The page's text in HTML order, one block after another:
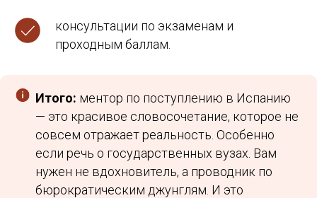
консультации по экзаменам и
проходным баллам.
Итого: ментор по поступлению в Испанию
— это красивое словосочетание, которое не
совсем отражает реальность. Особенно
если речь о государственных вузах. Вам
нужен не вдохновитель, а проводник по
бюрократическим джунглям. И это